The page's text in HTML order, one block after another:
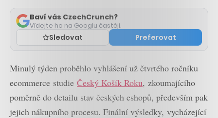
Baví vás CzechCrunch?
Vídejte ho na Googlu častěji.
Sledovat Preferovat
Minulý týden proběhlo vyhlášení už čtvrtého ročníku
ecommerce studie Český Košík Roku, zkoumajícího
poměrně do detailu stav českých eshopů, především pak
jejich nákupního procesu. Finální výsledky, vycházející